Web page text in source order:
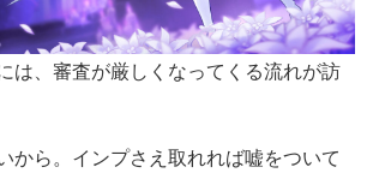
は、審査が厳しくなってくる流れが訪
から。インプさえ取れれば嘘をついて